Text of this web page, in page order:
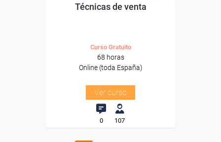
Técnicas de venta
Curso Gratuito
68 horas
Online (toda España)
Ver curso
0 107